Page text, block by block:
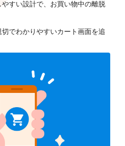
すい設計で、お買い物中の離脱
でわかりやすいカート画面を追